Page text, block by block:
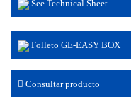
See Technical Sheet
Folleto GE-EASY BOX
Consultar producto